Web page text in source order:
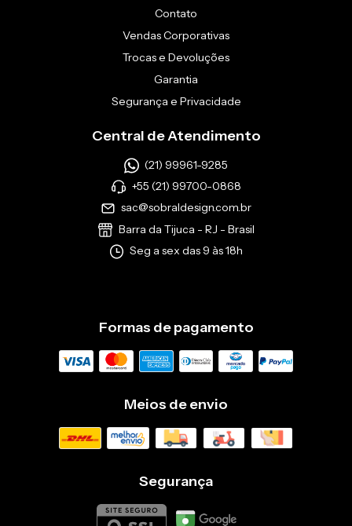
Contato
Vendas Corporativas
Trocas e Devoluções
Garantia
Segurança e Privacidade
Central de Atendimento
(21) 99961-9285
+55 (21) 99700-0868
sac@sobraldesign.com.br
Barra da Tijuca - RJ - Brasil
Seg a sex das 9 às 18h
Formas de pagamento
Meios de envio
Segurança